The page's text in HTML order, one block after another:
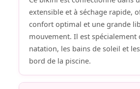
extensible et à séchage rapide,
confort optimal et une grande
mouvement. Il est spécialement
natation, les bains de soleil et
bord de la piscine.